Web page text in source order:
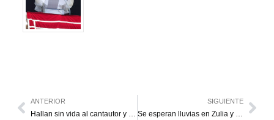
ANTERIOR
Hallan sin vida al cantautor y productor antioqueño Dr. Velásquez en Envigado
SIGUIENTE
Se esperan lluvias en Zulia y otras regiones por paso de onda tropical Nº 5